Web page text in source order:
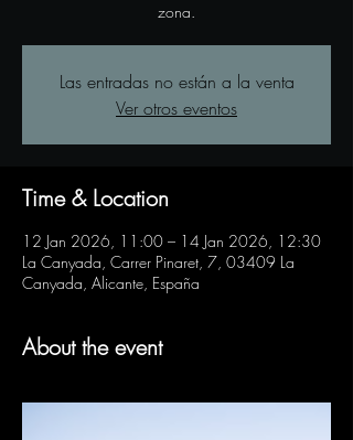
zona.
Las entradas no están a la venta
Ver otros eventos
Time & Location
12 Jan 2026, 11:00 – 14 Jan 2026, 12:30
La Canyada, Carrer Pinaret, 7, 03409 La
Canyada, Alicante, España
About the event